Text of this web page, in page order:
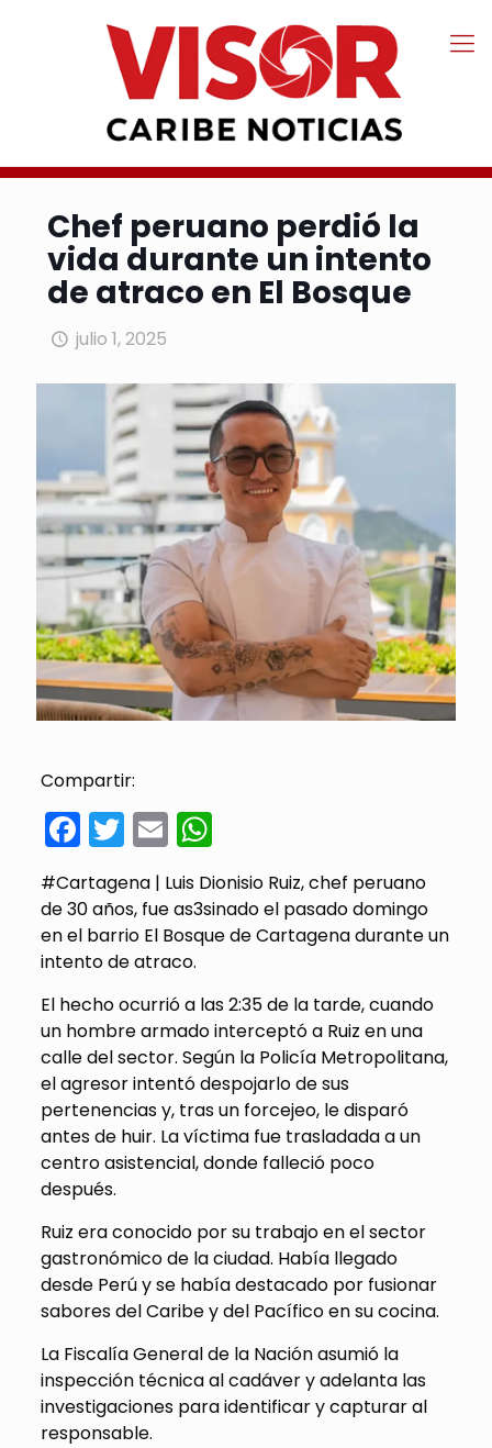
Chef peruano perdió la
vida durante un intento
de atraco en El Bosque
julio 1, 2025
Compartir:
Facebook
Twitter
EmailWhatsApp
#Cartagena | Luis Dionisio Ruiz, chef peruano
de 30 años, fue as3sinado el pasado domingo
en el barrio El Bosque de Cartagena durante un
intento de atraco.
El hecho ocurrió a las 2:35 de la tarde, cuando
un hombre armado interceptó a Ruiz en una
calle del sector. Según la Policía Metropolitana,
el agresor intentó despojarlo de sus
pertenencias y, tras un forcejeo, le disparó
antes de huir. La víctima fue trasladada a un
centro asistencial, donde falleció poco
después.
Ruiz era conocido por su trabajo en el sector
gastronómico de la ciudad. Había llegado
desde Perú y se había destacado por fusionar
sabores del Caribe y del Pacífico en su cocina.
La Fiscalía General de la Nación asumió la
inspección técnica al cadáver y adelanta las
investigaciones para identificar y capturar al
responsable.